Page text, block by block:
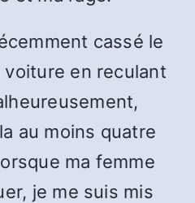
cassé le
en reculant
au moins quatre
ma femme
je me suis mis